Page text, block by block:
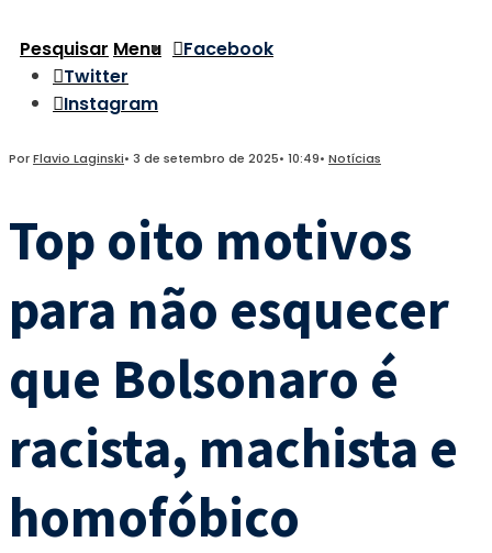
Pesquisar Menu
Facebook
Twitter
Instagram
PorFlavio Laginski• 3 de setembro de 2025• 10:49• Notícias
Top oito motivos
para não esquecer
que Bolsonaro é
racista, machista e
homofóbico